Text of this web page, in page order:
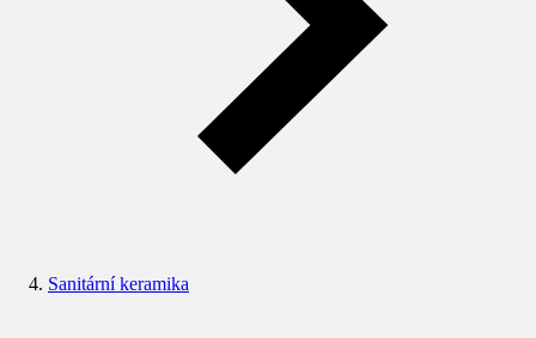
Sanitární keramika